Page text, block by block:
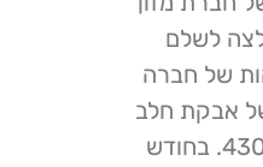
לשלם
של חברה
אבקת חלב
ומרכיבים אחרים וגרמו להפסדים של למעלה מ- 430,000$. בחודש